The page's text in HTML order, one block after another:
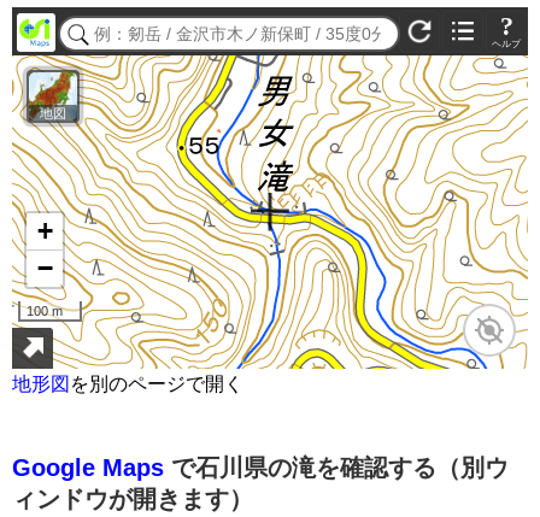
地形図 を別のページで開く
Google Maps で石川県の滝を確認する（別ウ
ィンドウが開きます）